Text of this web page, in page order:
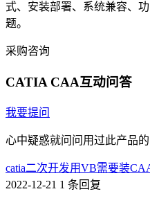
式、安装部署、系统兼容、
题。
采购咨询
CATIA CAA互动问答
我要提问
心中疑惑就问问用过此产品
catia二次开发用VB需要装
2022-12-21 1 条回复